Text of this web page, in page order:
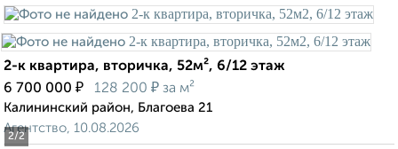
2/2
2-к квартира, вторичка, 52м², 6/12 этаж
6 700 000 ₽ 128 200 ₽ за м²
Калининский район, Благоева 21
Агентство, 10.08.2026